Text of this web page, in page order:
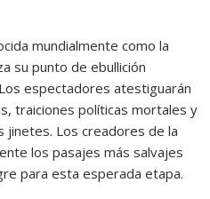
mundialmente como la
su punto de ebullición
espectadores atestiguarán
traiciones políticas mortales y
jinetes. Los creadores de la
los pasajes más salvajes
para esta esperada etapa.